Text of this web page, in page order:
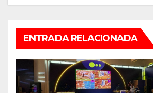
ENTRADA RELACIONADA